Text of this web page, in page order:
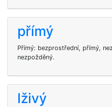
přímý
Přímý: bezprostřední, přímý,
nezpožděný.
lživý